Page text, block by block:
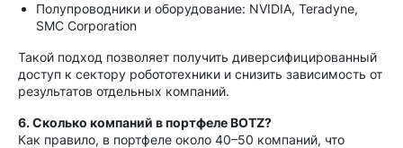
Полупроводники и оборудование: NVIDIA, Teradyne,
SMC Corporation
Такой подход позволяет получить диверсифицированный
доступ к сектору робототехники и снизить зависимость от
результатов отдельных компаний.
6. Сколько компаний в портфеле BOTZ?
Как правило, в портфеле около 40–50 компаний, что